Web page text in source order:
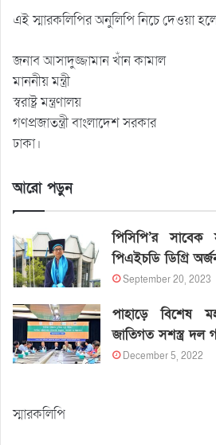
এই স্মারকলিপির অনুলিপি নিচে দেওয়া
জনাব আসাদুজ্জামান খাঁন কামাল
মাননীয় মন্ত্রী
স্বরাষ্ট্র মন্ত্রণালয়
গণপ্রজাতন্ত্রী বাংলাদেশ সরকার
ঢাকা।
আরো পড়ুন
পিসিপি’র সাবেক
পিএইচডি ডিগ্রি
September 20, 2023
পাহাড়ে বিশেষ
জাতিগত সশস্ত্র দল
December 5, 2022
স্মারকলিপি